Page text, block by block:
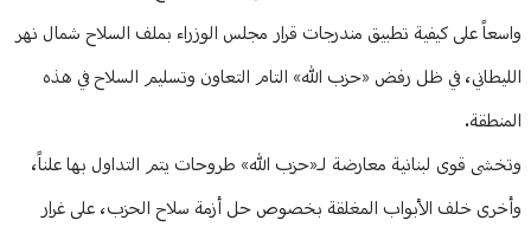
واسعاً على كيفية تطبيق مندرجات قرار مجلس الوزراء بملف السلاح شمال نهر
الليطاني، في ظل رفض «حزب الله» التام التعاون وتسليم السلاح في هذه
المنطقة.
وتخشى قوى لبنانية معارضة لـ«حزب الله» طروحات يتم التداول بها علناً،
وأخرى خلف الأبواب المغلقة بخصوص حل أزمة سلاح الحزب، على غرار